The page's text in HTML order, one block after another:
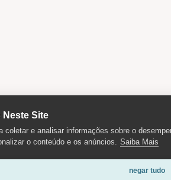
Site
coletar e analisar informações sobre o
o conteúdo e os anúncios. Saiba Mais
negar tudo